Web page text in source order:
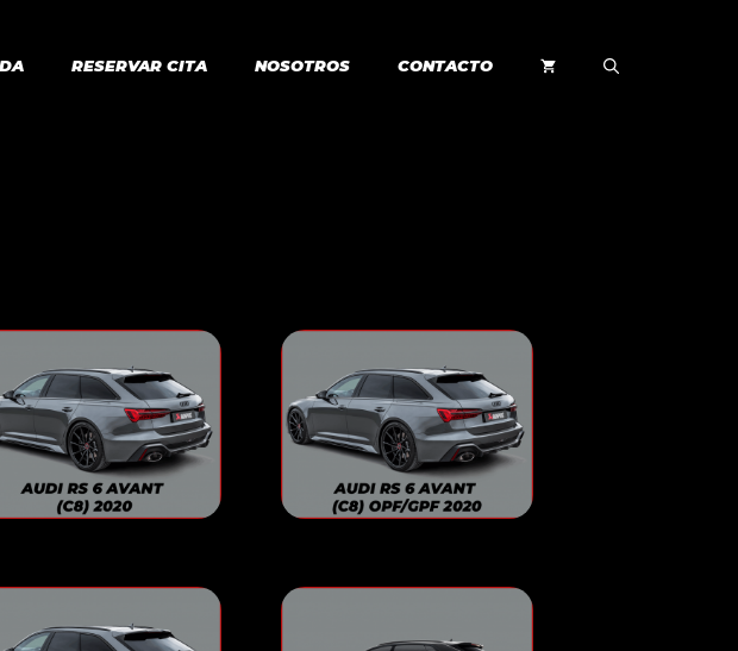
RESERVAR CITA NOSOTROS CONTACTO